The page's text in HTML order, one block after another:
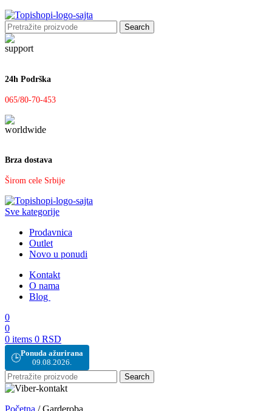
Search
24h Podrška
065/80-70-453
Brza dostava
Širom cele Srbije
Sve kategorije
Prodavnica
Outlet
Novo u ponudi
Kontakt
O nama
Blog
0
0
0 items 0 RSD
🕒Ponuda ažurirana
09.08.2026.
Search